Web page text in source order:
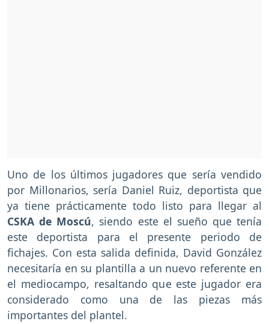
Uno de los últimos jugadores que sería vendido
por Millonarios, sería Daniel Ruiz, deportista que
ya tiene prácticamente todo listo para llegar al
CSKA de Moscú, siendo este el sueño que tenía
este deportista para el presente periodo de
fichajes. Con esta salida definida, David González
necesitaría en su plantilla a un nuevo referente en
el mediocampo, resaltando que este jugador era
considerado como una de las piezas más
importantes del plantel.